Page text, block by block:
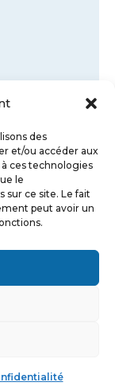
des
et/ou accéder aux
ces technologies
le
sur ce site. Le fait
peut avoir un
pour